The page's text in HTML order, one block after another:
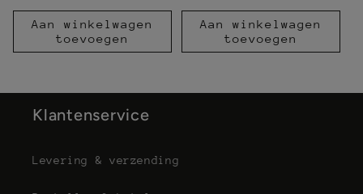
prijs
Aan winkelwagen
toevoegen
prijs
Aan winkelwagen
toevoegen
Klantenservice
Levering & verzending